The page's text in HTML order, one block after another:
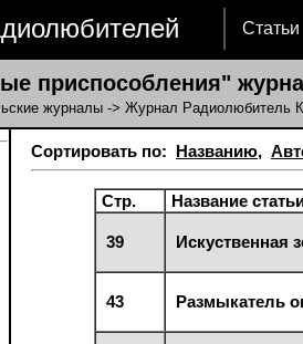
Статьи
приспособления"
журналы -> Журнал Радиолюбитель
Сортировать по: Названию,
Стр. Название
39 Искуственная
43 Размыкатель